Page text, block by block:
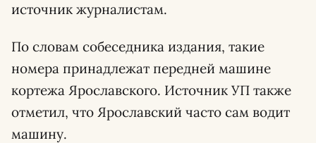
источник журналистам.
По словам собеседника издания, такие
номера принадлежат передней машине
кортежа Ярославского. Источник УП также
отметил, что Ярославский часто сам водит
машину.